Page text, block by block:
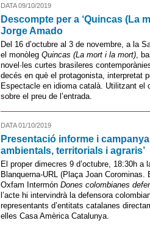
DATA 09/10/2019
Descompte per a ‘Quincas (La
Jorge Amado
Del 16 d’octubre al 3 de novembre, a la
el monòleg Quincas (La mort i la mort),
novel·les curtes brasileres
decés en què el protagonista, interpretat
Espectacle en idioma català. Utilitzant el
sobre el preu de l’entrada.
DATA 01/10/2019
Presentació informe i
ambientals, territorials i agraris’
El proper dimecres 9 d’octubre, 18:30h
Blanquerna-URL (Plaça Joan Corominas.
Oxfam Intermón Dones colombianes
l’acte hi intervindrà la defensora
representants d’entitats catalanes
elles Casa Amèrica Catalunya.